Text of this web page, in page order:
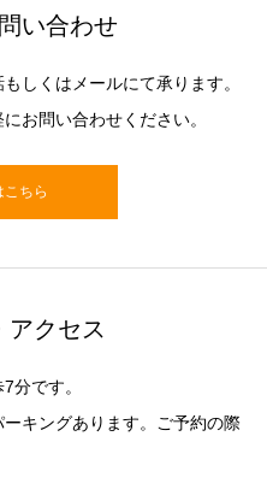
い合わせ
しくはメールにて承ります。
お問い合わせください。
こちら
アクセス
分です。
キングあります。ご予約の際